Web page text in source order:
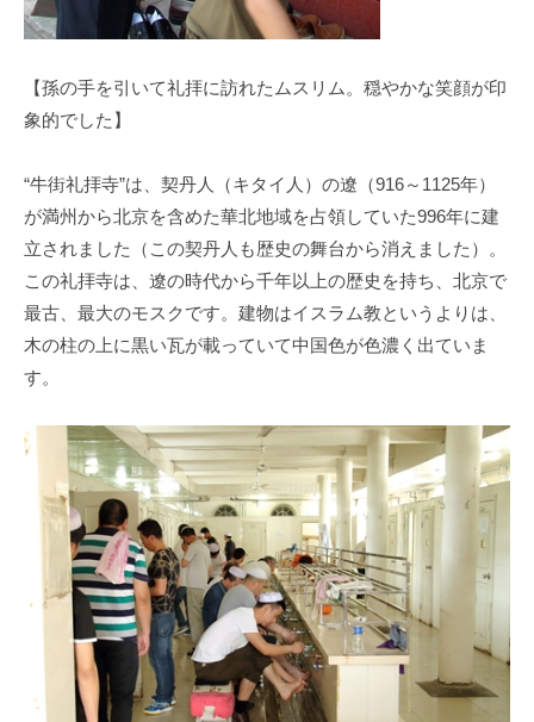
【孫の手を引いて礼拝に訪れたムスリム。穏やかな笑顔が印
象的でした】
“牛街礼拝寺”は、契丹人（キタイ人）の遼（916～1125年）
が満州から北京を含めた華北地域を占領していた996年に建
立されました（この契丹人も歴史の舞台から消えました）。
この礼拝寺は、遼の時代から千年以上の歴史を持ち、北京で
最古、最大のモスクです。建物はイスラム教というよりは、
木の柱の上に黒い瓦が載っていて中国色が色濃く出ていま
す。